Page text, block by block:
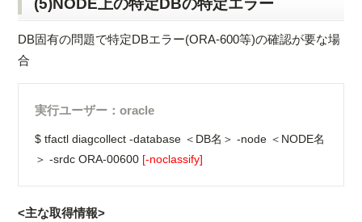
(5)NODE上の特定DBの特定エラー
DB固有の問題で特定DBエラー(ORA-600等)の確認が要な場
合
実行ユーザー：oracle
$ tfactl diagcollect -database ＜DB名＞ -node ＜NODE名
＞ -srdc ORA-00600 [-noclassify]
<主な取得情報>